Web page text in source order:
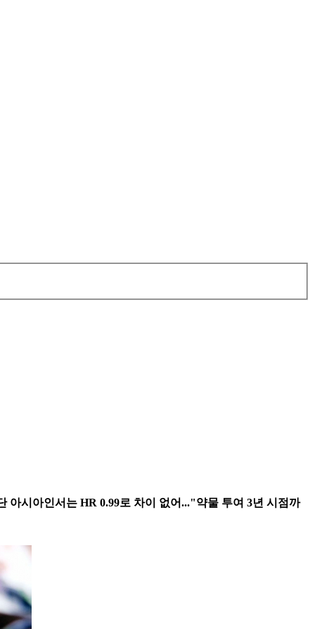
아시아인서는 HR 0.99로 차이 없어..."약물 투여 3년 시점까